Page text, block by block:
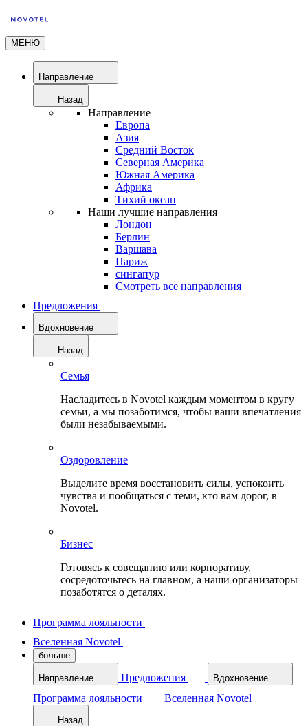
МЕНЮ
Направление
Назад
Направление
Европа
Азия
Средний Восток
Северная Америка
Южная Америка
Африка
Тихий океан
Наши лучшие направления
Лондон
Берлин
Варшава
Париж
сингапур
Смотреть все направления
Предложения
Вдохновение
Назад
Семья
Насладитесь в Novotel каждым моментом в кругу
семьи, а мы позаботимся, чтобы ваши впечатления
были незабываемыми.
Оздоровление
Выделите время восстановить силы, успокоить
чувства и пообщаться с теми, кто вам дорог, в
Novotel.
Бизнес
Готовясь к совещанию или корпоративу,
сосредоточьтесь на главном, а наши организаторы
позаботятся о деталях.
Программа лояльности
Вселенная Novotel
больше
Направление Предложения Вдохновение
Программа лояльности Вселенная Novotel
Назад